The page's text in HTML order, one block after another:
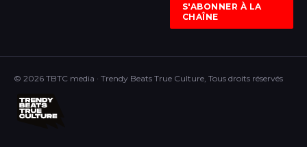
S'ABONNER À LA
CHAÎNE
© 2026 TBTC media · Trendy Beats True Culture, Tous droits réservés